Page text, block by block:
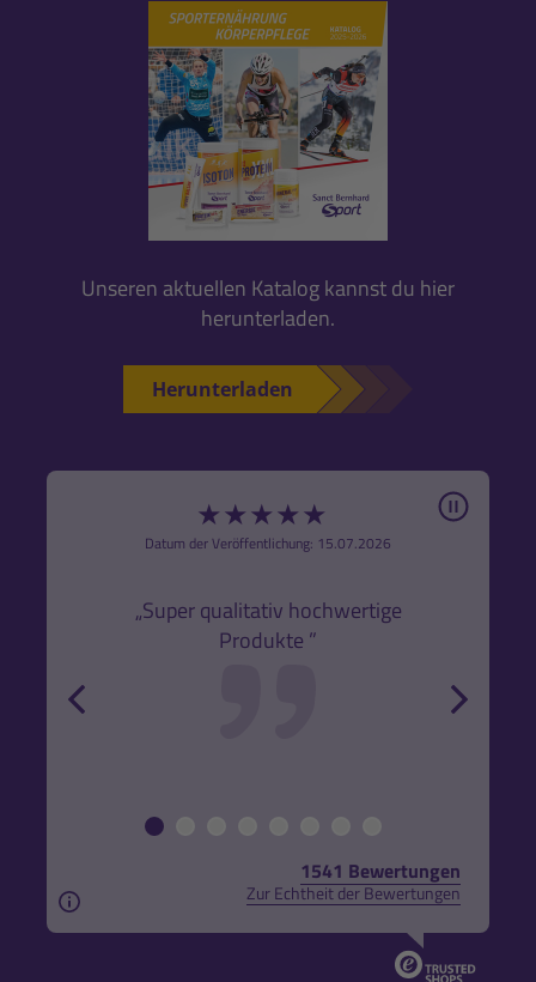
Unseren aktuellen Katalog kannst du hier
herunterladen.
Herunterladen
★★★★★
Datum der Veröffentlichung: 15.07.2026
„Super qualitativ hochwertige
Produkte ”
Pause
1541 Bewertungen
Zur Echtheit der Bewertungen
Aus rechtlichen Gründen weisen wir darauf hin,